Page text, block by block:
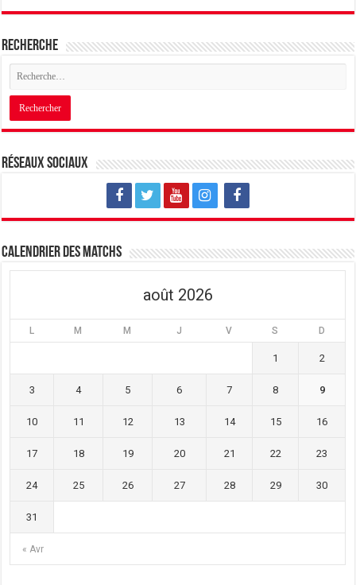
Recherche
Réseaux sociaux
Calendrier des matchs
août 2026
L M M J V S D
« Avr
1 2
3 4 5 6 7 8 9
10 11 12 13 14 15 16
17 18 19 20 21 22 23
24 25 26 27 28 29 30
31